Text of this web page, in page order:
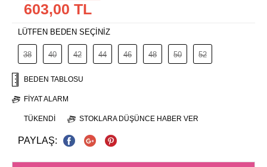
603,00 TL
LÜTFEN BEDEN SEÇİNİZ
38 40 42 44 46 48 50 52
BEDEN TABLOSU
FIYAT ALARM
TÜKENDI STOKLARA DÜŞÜNCE HABER VER
PAYLAŞ: